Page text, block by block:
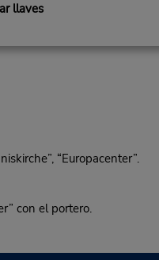
llaves
“Europacenter”.
con el portero.